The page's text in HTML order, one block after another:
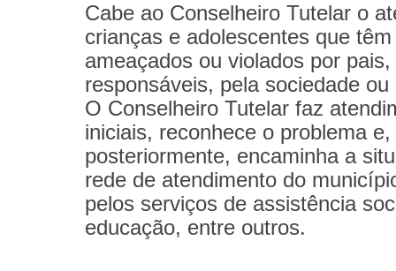
Cabe ao Conselheiro Tutelar o
crianças e adolescentes que
ameaçados ou violados por pais,
responsáveis, pela sociedade
O Conselheiro Tutelar faz
iniciais, reconhece o problema e,
posteriormente, encaminha a
rede de atendimento do
pelos serviços de assistência
educação, entre outros.